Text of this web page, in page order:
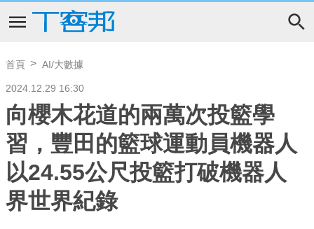
首頁 AI/大數據
2024.12.29 16:30
向櫻木花道的兩萬次投籃學
習，豐田的籃球運動員機器人
以24.55公尺投籃打破機器人
界世界紀錄